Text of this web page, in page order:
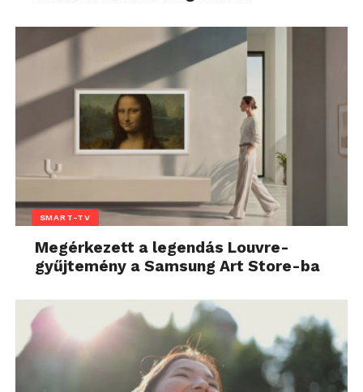
SMART-TV
Megérkezett a legendás Louvre-
gyűjtemény a Samsung Art Store-ba